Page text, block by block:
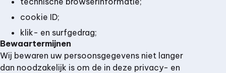
cookie ID;
klik- en surfgedrag;
Bewaartermijnen
Wij bewaren uw persoonsgegevens niet langer
dan noodzakelijk is om de in deze privacy- en